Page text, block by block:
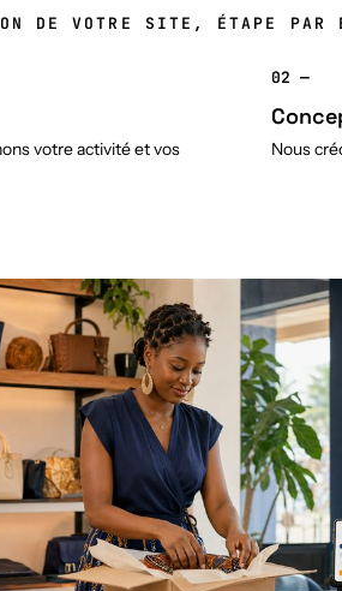
DE VOTRE SITE, ÉTAPE PAR
votre activité et vos
02 —
Nous